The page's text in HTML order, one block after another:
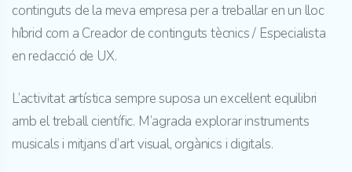
continguts de la meva empresa per a treballar en un lloc
híbrid com a Creador de continguts tècnics / Especialista
en redacció de UX.
L’activitat artística sempre suposa un excel·lent equilibri
amb el treball científic. M’agrada explorar instruments
musicals i mitjans d’art visual, orgànics i digitals.